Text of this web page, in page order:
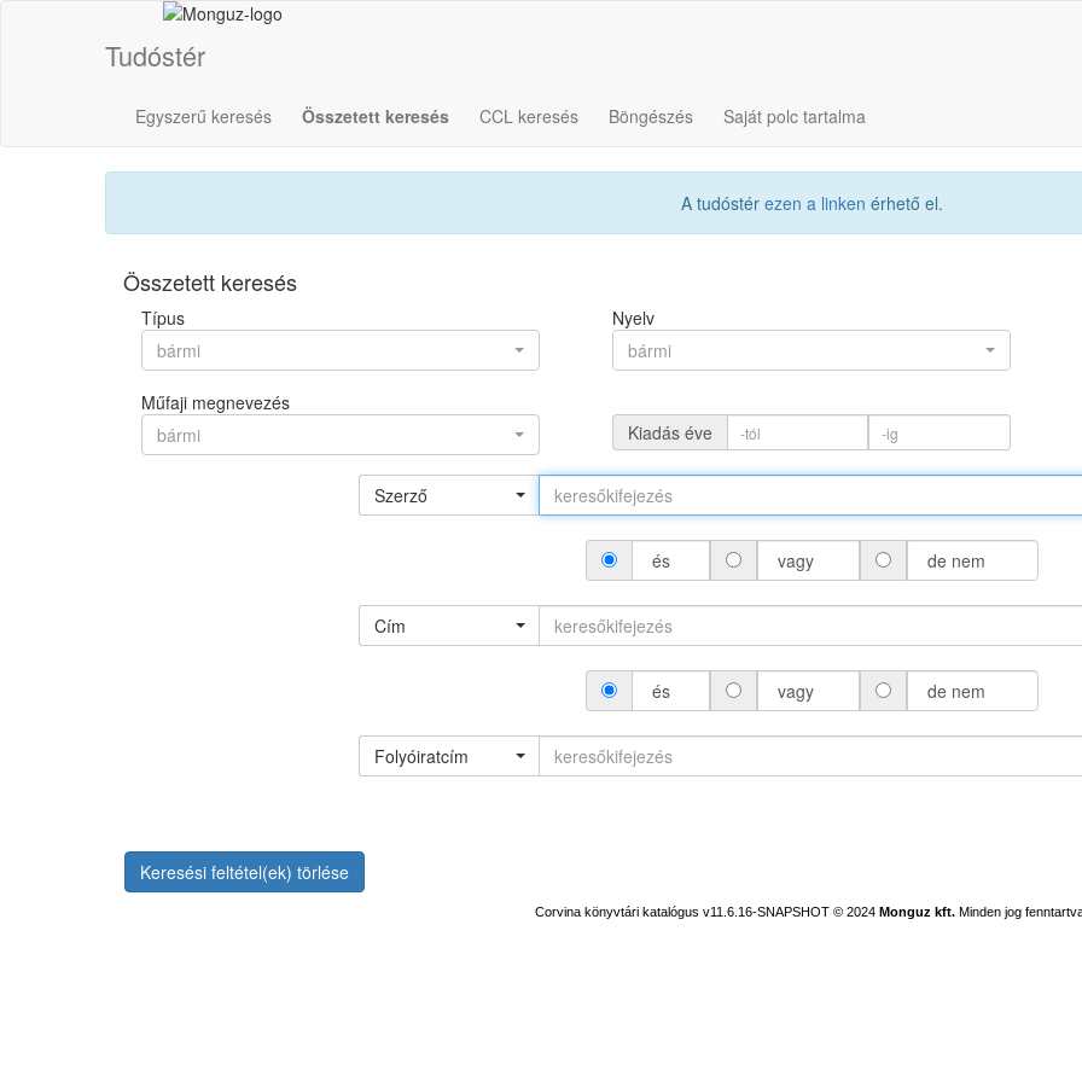
Tudóstér
Egyszerű keresés Összetett keresés CCL keresés Böngészés Saját polc tartalma
A tudóstér ezen a linken érhető el.
Összetett keresés
Típus
bármi
Nyelv
bármi
Műfaji megnevezés
bármi
Kiadás éve
Szerző
és vagy de nem
Cím
és vagy de nem
Folyóiratcím
Keresési feltétel(ek) törlése
Corvina könyvtári katalógus v11.6.16-SNAPSHOT © 2024 Monguz kft. Minden jog